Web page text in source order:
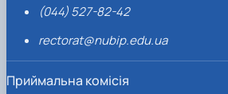
(044) 527-82-42
rectorat@nubip.edu.ua
Приймальна комісія